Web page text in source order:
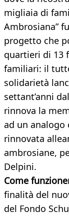
migliaia di
Ambrosiana”
progetto che
quartieri di 13
familiari: il
solidarietà
settant’anni
rinnova la
ad un analogo
rinnovata
ambrosiane,
Delpini.
Come
finalità del
del Fondo